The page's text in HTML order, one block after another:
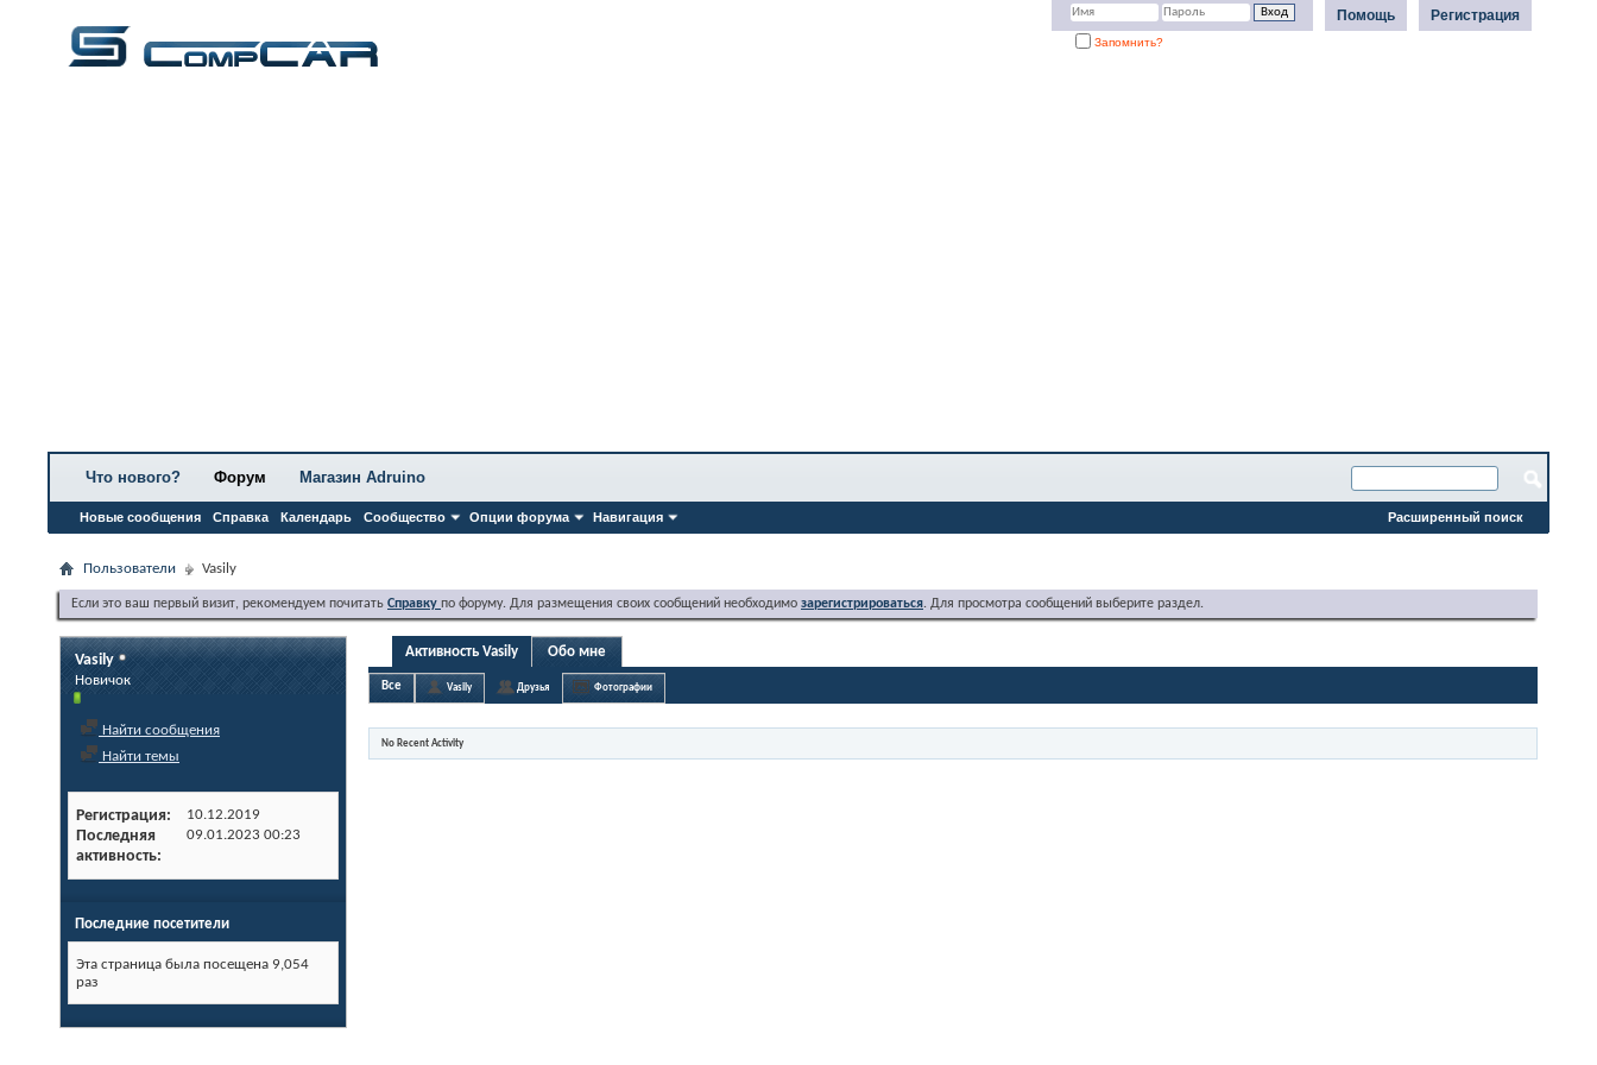
Регистрация
Помощь
Запомнить?
Что нового? Форум
Новые сообщения Справка Календарь Сообщество Опции форума Навигация
Магазин Adruino
Расширенный поиск
Пользователи Vasily
Если это ваш первый визит, рекомендуем почитать Справку по форуму. Для размещения своих сообщений необходимо зарегистрироваться. Для просмотра сообщений выберите раздел.
Vasily
Новичок
Найти сообщения
Найти темы
Регистрация 10.12.2019
Последняя
активность
09.01.2023 00:23
Последние посетители
Эта страница была посещена 9,054
раз
Активность Vasily Обо мне
Все Vasily Друзья Фотографии
No Recent Activity